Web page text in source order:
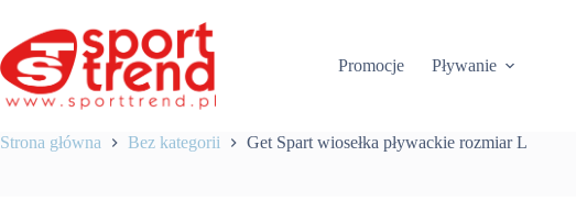
treści
Promocje
Pływanie
Strona główna Bez kategorii Get Spart wiosełka pływackie rozmiar L